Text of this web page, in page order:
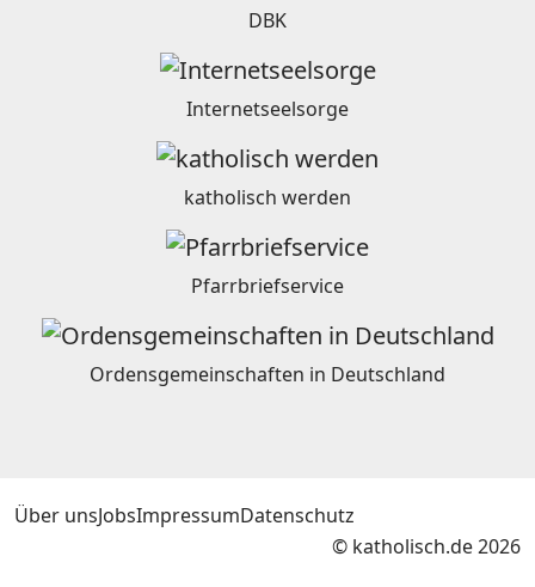
DBK
Internetseelsorge
katholisch werden
Pfarrbriefservice
Ordensgemeinschaften in Deutschland
Über unsJobsImpressumDatenschutz
© katholisch.de 2026